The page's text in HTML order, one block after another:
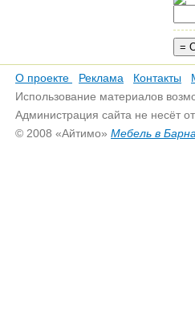
О проекте Реклама Контакты
Использование материалов
Администрация сайта не несёт
© 2008 «Айтимо» Мебель в